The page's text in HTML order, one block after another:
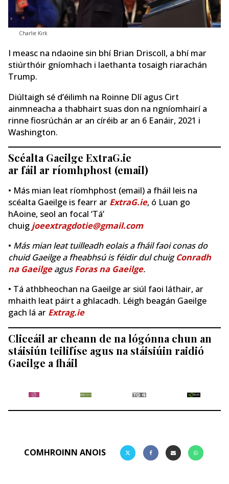
Charlie Kirk
I measc na ndaoine sin bhí Brian Driscoll, a bhí mar
stiúrthóir gníomhach i laethanta tosaigh riarachán
Trump.
Diúltaigh sé d’éilimh na Roinne Dlí agus Cirt
ainmneacha a thabhairt suas don na ngníomhairí a
rinne fiosrúchán ar an círéib ar an 6 Eanáir, 2021 i
Washington.
Scéalta Gaeilge ExtraG.ie
ar fáil ar ríomhphost (email)
• Más mian leat ríomhphost (email) a fháil leis na
scéalta Gaeilge is fearr ar ExtraG.ie, ó Luan go
hAoine, seol an focal ‘Tá’
chuig joeextragdotie@gmail.com
• Más mian leat tuilleadh eolais a fháil faoi conas do
chuid Gaeilge a fheabhsú is féidir dul chuigConradh
na GaeilgeagusForas na Gaeilge.
• Tá athbheochan na Gaeilge ar siúl faoi láthair, ar
mhaith leat páirt a ghlacadh. Léigh beagán Gaeilge
gach lá ar Extrag.ie
Cliceáil ar cheann de na lógónna chun an
stáisiún teilifíse agus na stáisiúin raidió
Gaeilge a fháil
COMHROINN ANOIS